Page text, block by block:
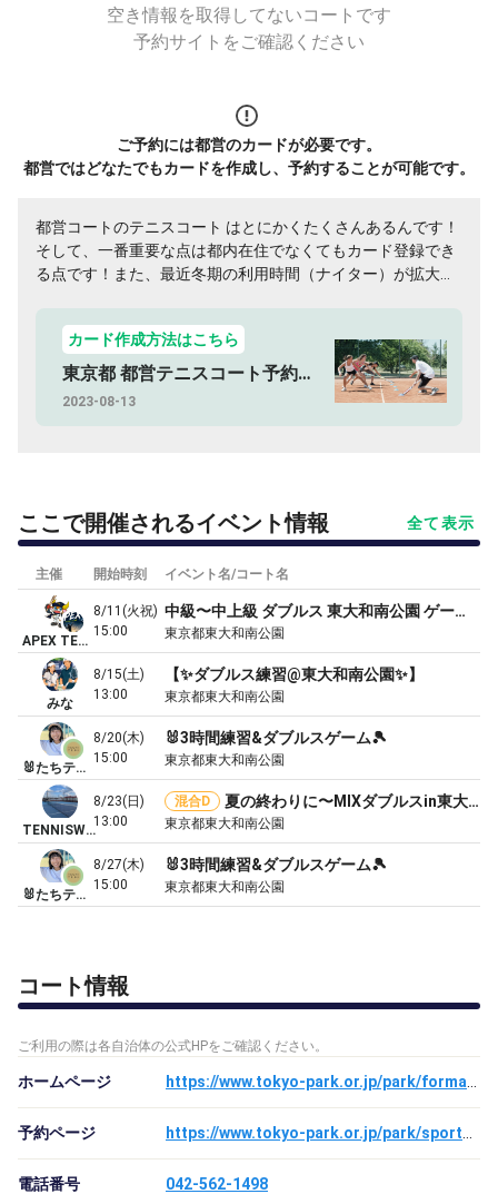
空き情報を取得してないコートです
予約サイトをご確認ください
ご予約には都営のカードが必要です。
都営ではどなたでもカードを作成し、予約することが可能です。
都営コートのテニスコート はとにかくたくさんあるんです！
そして、一番重要な点は都内在住でなくてもカード登録でき
る点です！また、最近冬期の利用時間（ナイター）が拡大し
カード作成方法はこちら
東京都 都営テニスコート予約方法
2023-08-13
ここで開催されるイベント情報 全て表示
主催 開始時刻 イベント名/コート名
APEX TENNIS CLUB based in KODAIRA
8/11(火祝)
15:00
中級〜中上級 ダブルス 東大和南公園 ゲーム多め
東京都東大和南公園
みな
8/15(土)
13:00
【✨️ダブルス練習@東大和南公園✨️】
東京都東大和南公園
🐰たちテニ🐰テニスクラブin立川🎾
8/20(木)
15:00
🐰3時間練習&ダブルスゲーム🎾
東京都東大和南公園
TENNISWAY
8/23(日)
13:00
混合D 夏の終わりに〜MIXダブルスin東大和
東京都東大和南公園
🐰たちテニ🐰テニスクラブin立川🎾
8/27(木)
15:00
🐰3時間練習&ダブルスゲーム🎾
東京都東大和南公園
コート情報
ご利用の際は各自治体の公式HPをご確認ください。
ホームページ
予約ページ
電話番号 042-562-1498